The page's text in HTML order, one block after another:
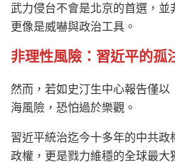
武力侵台不會是北京的首選，
更像是威嚇與政治工具。
非理性風險：習近平的孤
然而，若如史汀生中心報告僅
海風險，恐怕過於樂觀。
習近平統治迄今十多年的中共
政權，更是戮力維穩的全球最大